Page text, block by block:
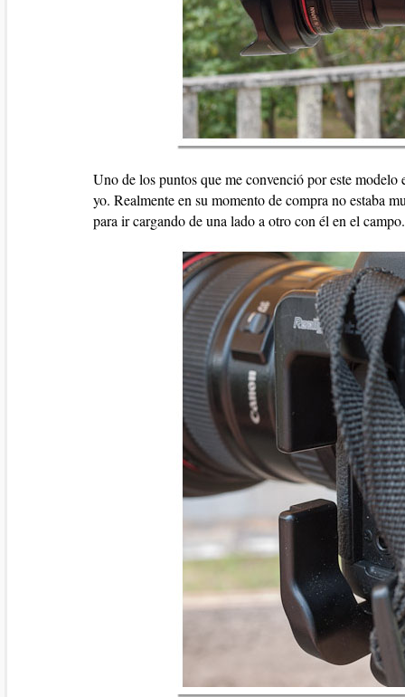
Uno de los puntos que me convenció por este
yo. Realmente en su momento de compra no estaba
para ir cargando de una lado a otro con él en el